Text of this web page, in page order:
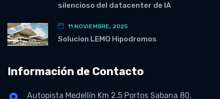
silencioso del datacenter de IA
11 NOVIEMBRE, 2025
Solucion LEMO Hipodromos
Información de Contacto
Autopista Medellín Km 2.5 Portos Sabana 80,